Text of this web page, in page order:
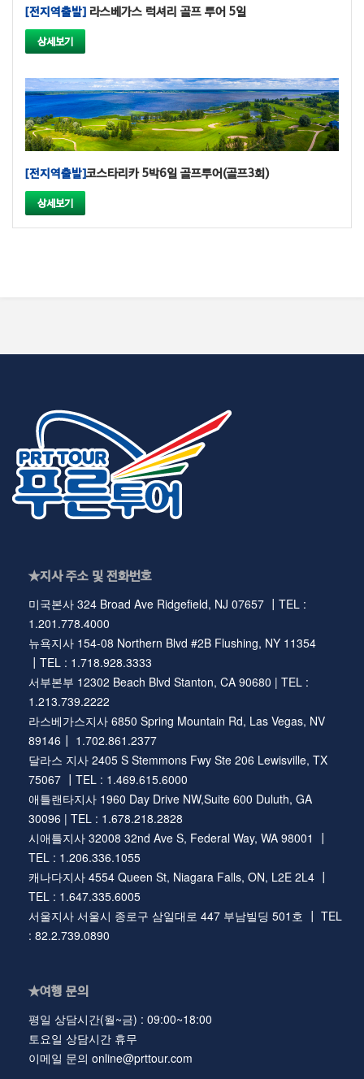
[전지역출발] 라스베가스 럭셔리 골프 투어 5일
상세보기
[전지역출발]코스타리카 5박6일 골프투어(골프3회)
상세보기
★지사 주소 및 전화번호
미국본사 324 Broad Ave Ridgefield, NJ 07657 ┃TEL :
1.201.778.4000
뉴욕지사 154-08 Northern Blvd #2B Flushing, NY 11354
┃TEL : 1.718.928.3333
서부본부 12302 Beach Blvd Stanton, CA 90680 | TEL :
1.213.739.2222
라스베가스지사 6850 Spring Mountain Rd, Las Vegas, NV
89146┃ 1.702.861.2377
달라스 지사 2405 S Stemmons Fwy Ste 206 Lewisville, TX
75067 ┃TEL : 1.469.615.6000
애틀랜타지사 1960 Day Drive NW,Suite 600 Duluth, GA
30096 | TEL : 1.678.218.2828
시애틀지사 32008 32nd Ave S, Federal Way, WA 98001 ┃
TEL : 1.206.336.1055
캐나다지사 4554 Queen St, Niagara Falls, ON, L2E 2L4 ┃
TEL : 1.647.335.6005
서울지사 서울시 종로구 삼일대로 447 부남빌딩 501호 ┃ TEL
: 82.2.739.0890
★여행 문의
평일 상담시간(월~금) : 09:00~18:00
토요일 상담시간 휴무
이메일 문의 online@prttour.com